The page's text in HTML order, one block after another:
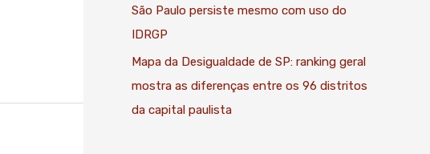
São Paulo persiste mesmo com uso do
IDRGP
Mapa da Desigualdade de SP: ranking geral
mostra as diferenças entre os 96 distritos
da capital paulista